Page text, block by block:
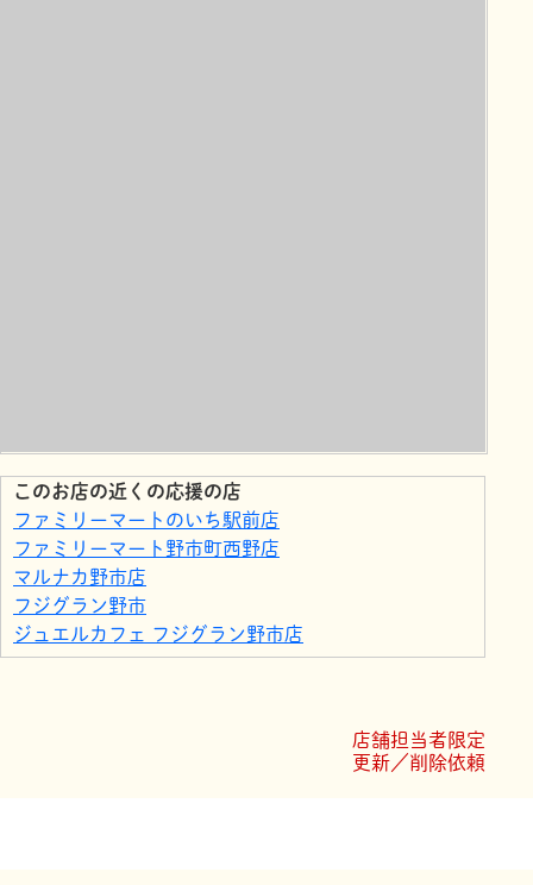
このお店の近くの応援の店
ファミリーマートのいち駅前店
ファミリーマート野市町西野店
マルナカ野市店
フジグラン野市
ジュエルカフェ フジグラン野市店
菓子工房 コンセルト
店舗担当者限定
更新／削除依頼